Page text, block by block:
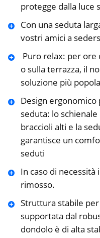
protegge dalla luce
Con una seduta
vostri amici a
Puro relax: per
o sulla terrazza, il
soluzione più
Design
seduta: lo
braccioli alti e la
garantisce un
seduti
In caso di necessità
rimosso.
Struttura stabile per
supportata dal
dondolo è di alta